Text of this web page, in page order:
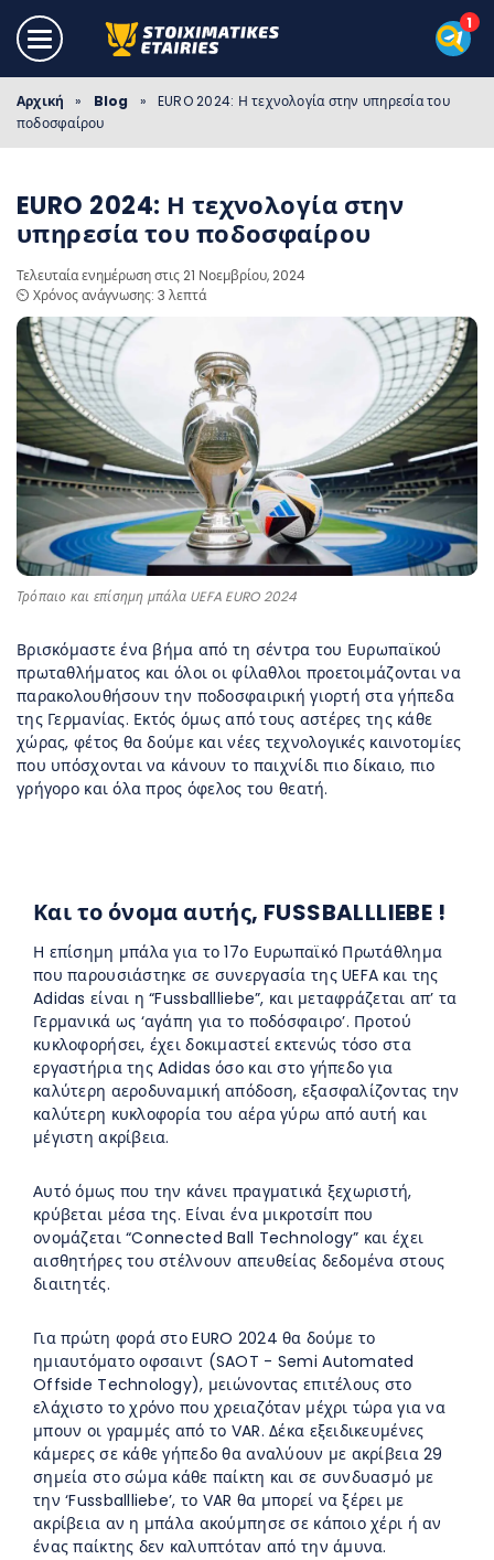
Αρχική » Blog »
EURO 2024: Η τεχνολογία στην υπηρεσία του
ποδοσφαίρου
EURO 2024: Η τεχνολογία στην
υπηρεσία του ποδοσφαίρου
Τελευταία ενημέρωση στις 21 Νοεμβρίου, 2024
⏲️ Χρόνος ανάγνωσης: 3 λεπτά
Τρόπαιο και επίσημη μπάλα UEFA EURO 2024
Βρισκόμαστε ένα βήμα από τη σέντρα του Ευρωπαϊκού
πρωταθλήματος και όλοι οι φίλαθλοι προετοιμάζονται να
παρακολουθήσουν την ποδοσφαιρική γιορτή στα γήπεδα
της Γερμανίας. Εκτός όμως από τους αστέρες της κάθε
χώρας, φέτος θα δούμε και νέες τεχνολογικές καινοτομίες
που υπόσχονται να κάνουν το παιχνίδι πιο δίκαιο, πιο
γρήγορο και όλα προς όφελος του θεατή.
Και το όνομα αυτής, FUSSBALLLIEBE !
Η επίσημη μπάλα για το 17ο Ευρωπαϊκό Πρωτάθλημα
που παρουσιάστηκε σε συνεργασία της UEFA και της
Adidas είναι η “Fussballliebe”, και μεταφράζεται απ’ τα
Γερμανικά ως ‘αγάπη για το ποδόσφαιρο’. Προτού
κυκλοφορήσει, έχει δοκιμαστεί εκτενώς τόσο στα
εργαστήρια της Adidas όσο και στο γήπεδο για
καλύτερη αεροδυναμική απόδοση, εξασφαλίζοντας την
καλύτερη κυκλοφορία του αέρα γύρω από αυτή και
μέγιστη ακρίβεια.
Αυτό όμως που την κάνει πραγματικά ξεχωριστή,
κρύβεται μέσα της. Είναι ένα μικροτσίπ που
ονομάζεται “Connected Ball Technology” και έχει
αισθητήρες του στέλνουν απευθείας δεδομένα στους
διαιτητές.
Για πρώτη φορά στο EURO 2024 θα δούμε το
ημιαυτόματο οφσαιντ (SAOT - Semi Automated
Offside Technology), μειώνοντας επιτέλους στο
ελάχιστο το χρόνο που χρειαζόταν μέχρι τώρα για να
μπουν οι γραμμές από το VAR. Δέκα εξειδικευμένες
κάμερες σε κάθε γήπεδο θα αναλύουν με ακρίβεια 29
σημεία στο σώμα κάθε παίκτη και σε συνδυασμό με
την ‘Fussballliebe’, το VAR θα μπορεί να ξέρει με
ακρίβεια αν η μπάλα ακούμπησε σε κάποιο χέρι ή αν
ένας παίκτης δεν καλυπτόταν από την άμυνα.